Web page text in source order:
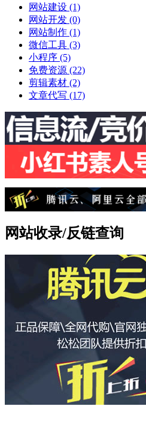
网站建设 (1)
网站开发 (0)
网站制作 (1)
微信工具 (3)
小程序 (5)
免费资源 (22)
剪辑素材 (2)
文章代写 (17)
网站收录/反链查询